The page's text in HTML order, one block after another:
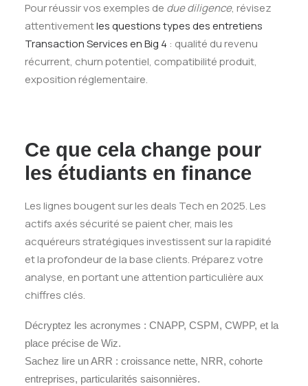
Pour réussir vos exemples de due diligence, révisez
attentivementles questions types des entretiens
Transaction Services en Big 4 : qualité du revenu
récurrent, churn potentiel, compatibilité produit,
exposition réglementaire.
Ce que cela change pour
les étudiants en finance
Les lignes bougent sur les deals Tech en 2025. Les
actifs axés sécurité se paient cher, mais les
acquéreurs stratégiques investissent sur la rapidité
et la profondeur de la base clients. Préparez votre
analyse, en portant une attention particulière aux
chiffres clés.
Décryptez les acronymes : CNAPP, CSPM, CWPP, et la
place précise de Wiz.
Sachez lire un ARR : croissance nette, NRR, cohorte
entreprises, particularités saisonnières.